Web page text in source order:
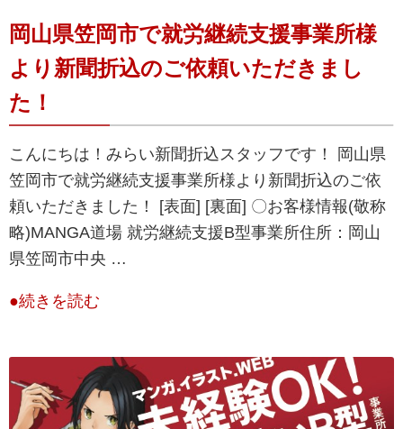
岡山県笠岡市で就労継続支援事業所様
より新聞折込のご依頼いただきまし
た！
こんにちは！みらい新聞折込スタッフです！ 岡山県
笠岡市で就労継続支援事業所様より新聞折込のご依
頼いただきました！ [表面] [裏面] 〇お客様情報(敬称
略)MANGA道場 就労継続支援B型事業所住所：​​岡山
県笠岡市中央 …
●続きを読む